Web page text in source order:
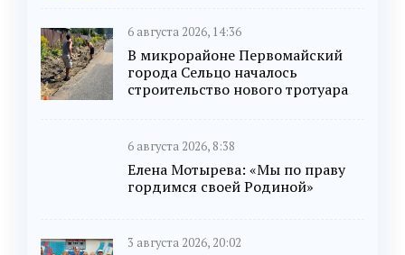
6 августа 2026, 14:36
В микрорайоне Первомайский
города Сельцо началось
строительство нового тротуара
6 августа 2026, 8:38
Елена Мотырева: «Мы по праву
гордимся своей Родиной»
3 августа 2026, 20:02